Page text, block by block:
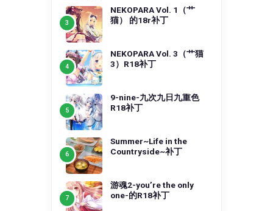
NEKOPARA Vol. 1（艹
猫） 的18r补丁
NEKOPARA Vol. 3（艹猫
3）R18补丁
9-nine-九次九日九重色
R18补丁
Summer~Life in the
Countryside~补丁
游魂2-you’re the only
one-的R18补丁